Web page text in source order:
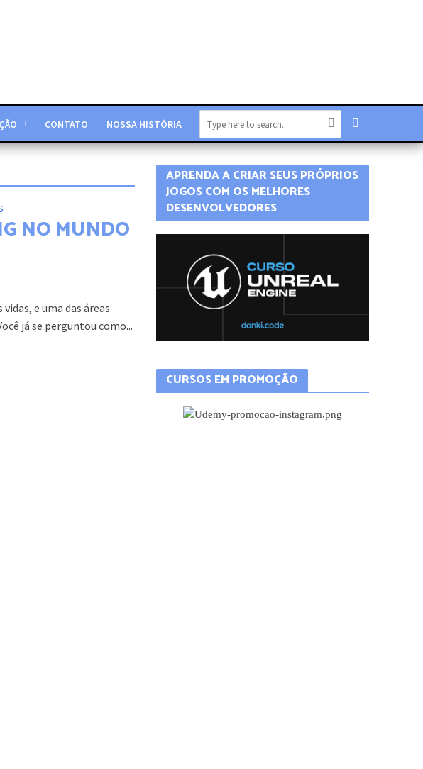
CONTATO NOSSA HISTÓRIA
NO MUNDO
e uma das áreas
já se perguntou como...
APRENDA A CRIAR SEUS PRÓPRIOS
JOGOS COM OS MELHORES
DESENVOLVEDORES
CURSOS EM PROMOÇÃO